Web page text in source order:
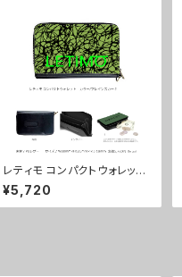
レティモ コンパクトウォレッ
ト カラー/ブレインズカー
キ ■配送まで3週間
¥5,720